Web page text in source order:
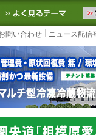
ースをお届けし
お気に入りに追加 よ
問い合わせ ニュース配信